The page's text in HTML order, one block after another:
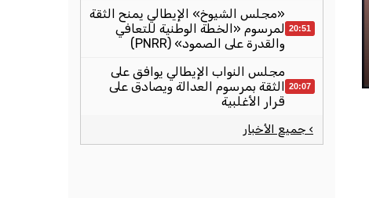
20:51
«مجلس الشيوخ» الإيطالي يمنح الثقة
لمرسوم «الخطة الوطنية للتعافي
والقدرة على الصمود» (PNRR)
20:07
مجلس النواب الإيطالي يوافق على
الثقة بمرسوم العدالة ويصادق على
قرار الأغلبية
› جميع الأخبار